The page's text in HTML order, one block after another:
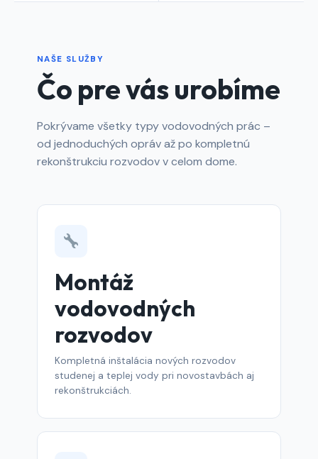
NAŠE SLUŽBY
Čo pre vás urobíme
Pokrývame všetky typy vodovodných prác –
od jednoduchých opráv až po kompletnú
rekonštrukciu rozvodov v celom dome.
Montáž
vodovodných
rozvodov
Kompletná inštalácia nových rozvodov
studenej a teplej vody pri novostavbách aj
rekonštrukciách.